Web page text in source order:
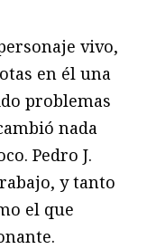
vivo,
en él una
problemas
nada
Pedro J.
y tanto
el que